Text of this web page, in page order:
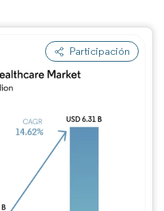
Participación
Imagen © Mordor Intelligence. El uso